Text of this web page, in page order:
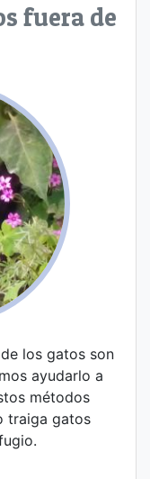
fuera de
los gatos son
ayudarlo a
métodos
traiga gatos